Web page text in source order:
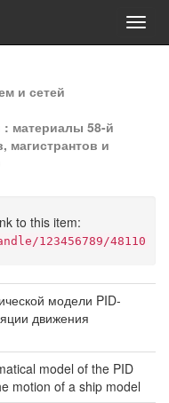
и сетей
материалы 58-й
магистрантов и
to this item:
123456789/48110
модели PID-
движения
model of the PID
motion of a ship model